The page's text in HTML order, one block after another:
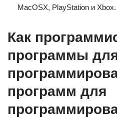
MacOSX, PlayStation и Xbox.
Как
программы
программ для